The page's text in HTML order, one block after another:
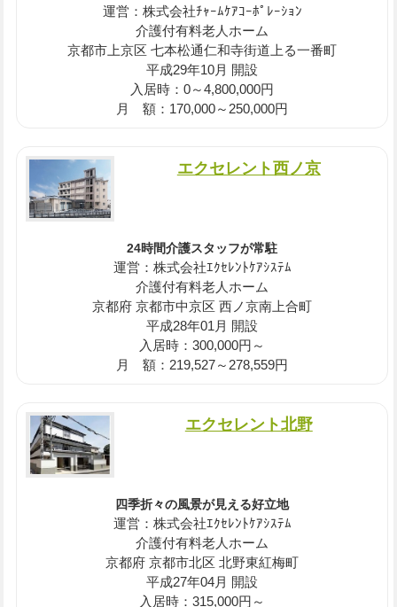
運営：株式会社ﾁｬｰﾑｹｱｺｰﾎﾟﾚｰｼｮﾝ
介護付有料老人ホーム
京都市上京区 七本松通仁和寺街道上る一番町
平成29年10月 開設
入居時：0～4,800,000円
月 額：170,000～250,000円
エクセレント西ノ京
24時間介護スタッフが常駐
運営：株式会社ｴｸｾﾚﾝﾄｹｱｼｽﾃﾑ
介護付有料老人ホーム
京都府 京都市中京区 西ノ京南上合町
平成28年01月 開設
入居時：300,000円～
月 額：219,527～278,559円
エクセレント北野
四季折々の風景が見える好立地
運営：株式会社ｴｸｾﾚﾝﾄｹｱｼｽﾃﾑ
介護付有料老人ホーム
京都府 京都市北区 北野東紅梅町
平成27年04月 開設
入居時：315,000円～